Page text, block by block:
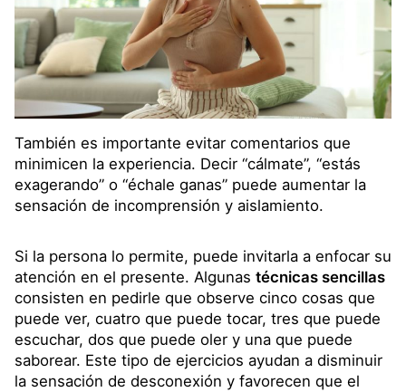
También es importante evitar comentarios que
minimicen la experiencia. Decir “cálmate”, “estás
exagerando” o “échale ganas” puede aumentar la
sensación de incomprensión y aislamiento.
Si la persona lo permite, puede invitarla a enfocar su
atención en el presente. Algunas técnicas sencillas
consisten en pedirle que observe cinco cosas que
puede ver, cuatro que puede tocar, tres que puede
escuchar, dos que puede oler y una que puede
saborear. Este tipo de ejercicios ayudan a disminuir
la sensación de desconexión y favorecen que el